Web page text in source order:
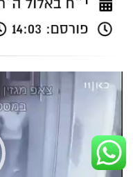
וידאו